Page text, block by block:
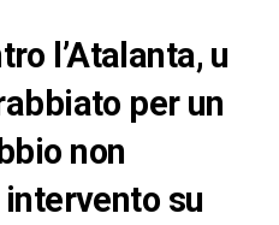
l’Atalanta, u
per un
non
su